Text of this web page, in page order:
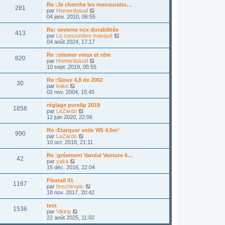
g
m
e
s
s
g
e
r
l
e
e
r
n
i
e
r
m
e
s
a
g
e
s
u
l
r
l
e
e
r
n
i
e
m
e
s
s
a
g
e
281
Re :Je cherche les mensuratio…
par Homerdusud
o
n
s
u
e
r
l
e
e
i
e
e
s
g
e
04 janv. 2010, 06:55
413
Re: severne ncx durabilitée
par Le concombre masqué
n
i
e
s
g
04 août 2024, 17:17
820
Re :simmer vmax et rdm
par Homerdusud
o
n
s
e
r
e
i
e
e
g
10 sept. 2019, 05:55
30
Re :Sioux 4,8 de 2002
par kako
o
n
s
u
l
t
r
l
e
e
n
i
r
m
e
s
a
02 nov. 2004, 15:45
1858
réglage purelip 2019
par LeZardo
o
n
s
l
e
r
l
e
r
n
i
m
12 juin 2020, 22:06
990
Re :Etarquer voile W5 4.5m²
par LeZardo
o
n
s
l
r
l
e
n
10 oct. 2018, 21:11
42
Re :gréement Vandal Venture 6…
par yaka
o
n
u
l
r
l
e
15 déc. 2016, 22:04
1167
Flextail 91
par brezhtropic
o
n
l
18 nov. 2017, 20:42
1536
test
par Viking
o
n
22 août 2025, 11:02